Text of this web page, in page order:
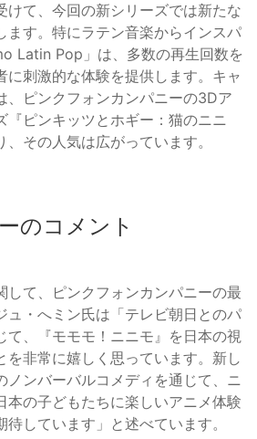
けて、今回の新シリーズでは新たな
ます。特にラテン音楽からインスパ
Latin Pop」は、多数の再生回数を
に刺激的な体験を提供します。キャ
、ピンクフォンカンパニーの3Dア
『ピンキッツとホギー：猫のニニ
その人気は広がっています。
のコメント
して、ピンクフォンカンパニーの最
ュ・へミン氏は「テレビ朝日とのパ
て、『モモモ！ニニモ』を日本の視
を非常に嬉しく思っています。新し
ノンバーバルコメディを通じて、ニ
本の子どもたちに楽しいアニメ体験
しています」と述べています。